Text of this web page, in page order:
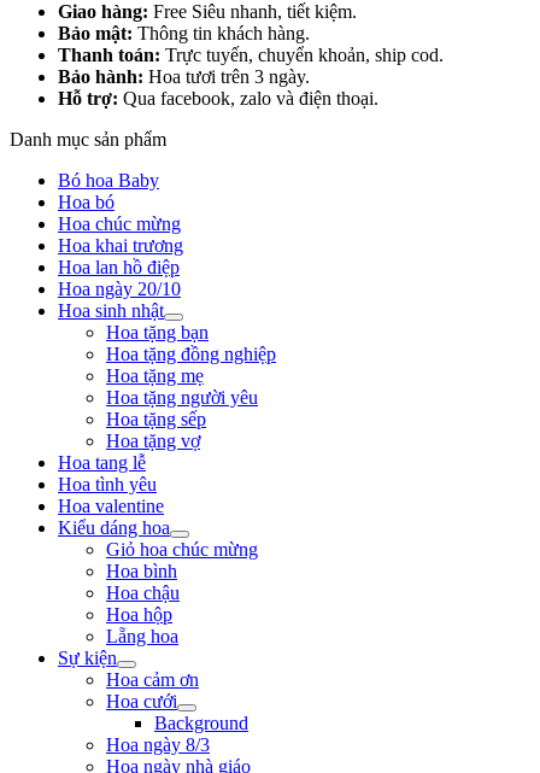
Giao hàng: Free Siêu nhanh, tiết kiệm.
Bảo mật: Thông tin khách hàng.
Thanh toán: Trực tuyến, chuyển khoản, ship cod.
Bảo hành: Hoa tươi trên 3 ngày.
Hỗ trợ: Qua facebook, zalo và điện thoại.
Danh mục sản phẩm
Bó hoa Baby
Hoa bó
Hoa chúc mừng
Hoa khai trương
Hoa lan hồ điệp
Hoa ngày 20/10
Hoa sinh nhật
Hoa tặng bạn
Hoa tặng đồng nghiệp
Hoa tặng mẹ
Hoa tặng người yêu
Hoa tặng sếp
Hoa tặng vợ
Hoa tang lễ
Hoa tình yêu
Hoa valentine
Kiểu dáng hoa
Giỏ hoa chúc mừng
Hoa bình
Hoa chậu
Hoa hộp
Lẵng hoa
Sự kiện
Hoa cảm ơn
Hoa cưới
Background
Hoa ngày 8/3
Hoa ngày nhà giáo